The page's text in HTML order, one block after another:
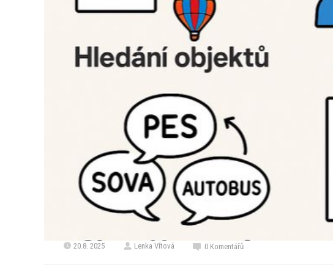
20.8. 2025 Lenka Vítová 0 Komentářů